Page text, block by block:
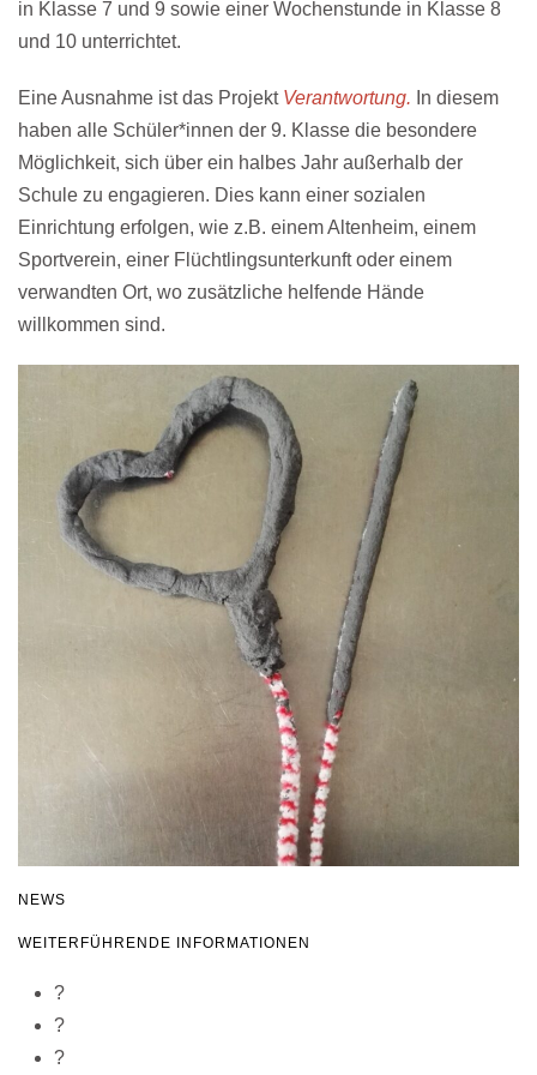
in Klasse 7 und 9 sowie einer Wochenstunde in Klasse 8
und 10 unterrichtet.
Eine Ausnahme ist das Projekt Verantwortung. In diesem
haben alle Schüler*innen der 9. Klasse die besondere
Möglichkeit, sich über ein halbes Jahr außerhalb der
Schule zu engagieren. Dies kann einer sozialen
Einrichtung erfolgen, wie z.B. einem Altenheim, einem
Sportverein, einer Flüchtlingsunterkunft oder einem
verwandten Ort, wo zusätzliche helfende Hände
willkommen sind.
NEWS
WEITERFÜHRENDE INFORMATIONEN
?
?
?